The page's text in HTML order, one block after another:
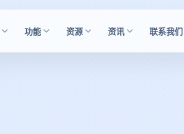
功能 资源 资讯 联系我们